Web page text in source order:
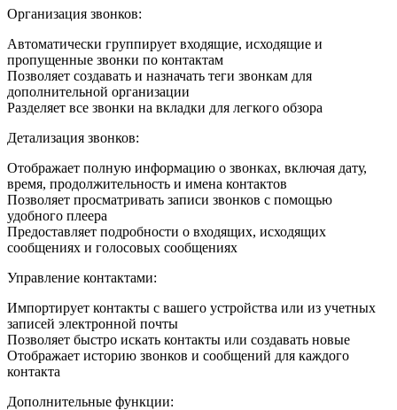
Организация звонков:
Автоматически группирует входящие, исходящие и
пропущенные звонки по контактам
Позволяет создавать и назначать теги звонкам для
дополнительной организации
Разделяет все звонки на вкладки для легкого обзора
Детализация звонков:
Отображает полную информацию о звонках, включая дату,
время, продолжительность и имена контактов
Позволяет просматривать записи звонков с помощью
удобного плеера
Предоставляет подробности о входящих, исходящих
сообщениях и голосовых сообщениях
Управление контактами:
Импортирует контакты с вашего устройства или из учетных
записей электронной почты
Позволяет быстро искать контакты или создавать новые
Отображает историю звонков и сообщений для каждого
контакта
Дополнительные функции: